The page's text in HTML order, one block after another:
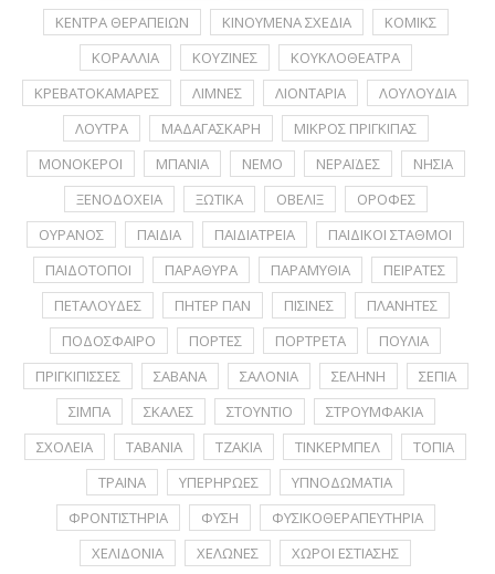
ΚΕΝΤΡΑ ΘΕΡΑΠΕΙΩΝ
ΚΙΝΟΥΜΕΝΑ ΣΧΕΔΙΑ
ΚΟΜΙΚΣ
ΚΟΡΑΛΛΙΑ
ΚΟΥΖΙΝΕΣ
ΚΟΥΚΛΟΘΕΑΤΡΑ
ΚΡΕΒΑΤΟΚΑΜΑΡΕΣ
ΛΙΜΝΕΣ ΛΙΟΝΤΑΡΙΑ
ΛΟΥΛΟΥΔΙΑ
ΛΟΥΤΡΑ
ΜΑΔΑΓΑΣΚΑΡΗ
ΜΙΚΡΟΣ ΠΡΙΓΚΙΠΑΣ
ΜΟΝΟΚΕΡΟΙ
ΜΠΑΝΙΑ ΝΕΜΟ ΝΕΡΑΪΔΕΣ
ΝΗΣΙΑ
ΞΕΝΟΔΟΧΕΙΑ
ΞΩΤΙΚΑ ΟΒΕΛΙΞ
ΟΡΟΦΕΣ
ΟΥΡΑΝΟΣ
ΠΑΙΔΙΑ ΠΑΙΔΙΑΤΡΕΙΑ
ΠΑΙΔΙΚΟΙ ΣΤΑΘΜΟΙ
ΠΑΙΔΟΤΟΠΟΙ
ΠΑΡΑΘΥΡΑ ΠΑΡΑΜΥΘΙΑ
ΠΕΙΡΑΤΕΣ
ΠΕΤΑΛΟΥΔΕΣ
ΠΗΤΕΡ ΠΑΝ ΠΙΣΙΝΕΣ
ΠΛΑΝΗΤΕΣ
ΠΟΔΟΣΦΑΙΡΟ
ΠΟΡΤΕΣ ΠΟΡΤΡΕΤA
ΠΟΥΛΙΑ
ΠΡΙΓΚΙΠΙΣΣΕΣ
ΣΑΒΑΝΑ ΣΑΛΟΝΙΑ ΣΕΛΗΝΗ
ΣΕΠΙΑ
ΣΙΜΠΑ
ΣΚΑΛΕΣ ΣΤΟΥΝΤΙΟ
ΣΤΡΟΥΜΦΑΚΙΑ
ΣΧΟΛΕΙΑ
ΤΑΒΑΝΙΑ ΤΖΑΚΙΑ ΤΙΝΚΕΡΜΠΕΛ
ΤΟΠΙΑ
ΤΡΑΙΝΑ
ΥΠΕΡΗΡΩΕΣ
ΥΠΝΟΔΩΜΑΤΙΑ
ΦΡΟΝΤΙΣΤΗΡΙΑ
ΦΥΣΗ
ΦΥΣΙΚΟΘΕΡΑΠΕΥΤΗΡΙΑ
ΧΕΛΙΔΟΝΙΑ
ΧΕΛΩΝΕΣ
ΧΩΡΟΙ ΕΣΤΙΑΣΗΣ